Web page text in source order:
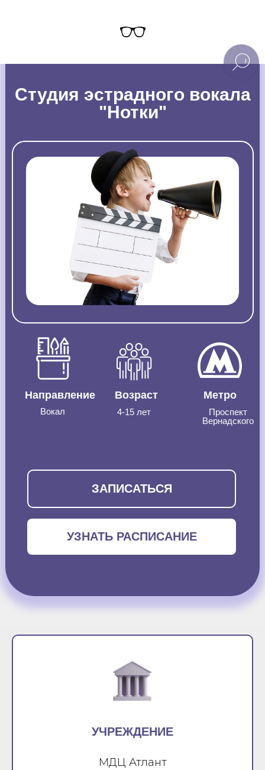
Студия эстрадного вокала
"Нотки"
Направление
Вокал
Возраст
4-15 лет
Метро
Проспект
Вернадского
УЗНАТЬ РАСПИСАНИЕ
ЗАПИСАТЬСЯ
УЧРЕЖДЕНИЕ
МДЦ Атлант